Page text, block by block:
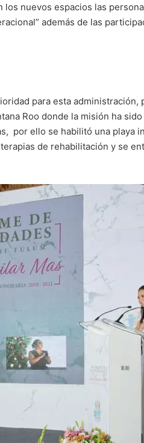
nuevos espacios las
además de las
para esta administración,
Roo donde la misión ha
por ello se habilitó una playa
de rehabilitación y se